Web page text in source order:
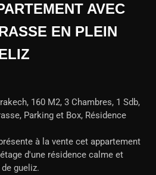
AVEC
EN PLEIN
160 M2, 3 Chambres, 1 Sdb,
Parking et Box, Résidence
à la vente cet appartement
d'une résidence calme et
gueliz.